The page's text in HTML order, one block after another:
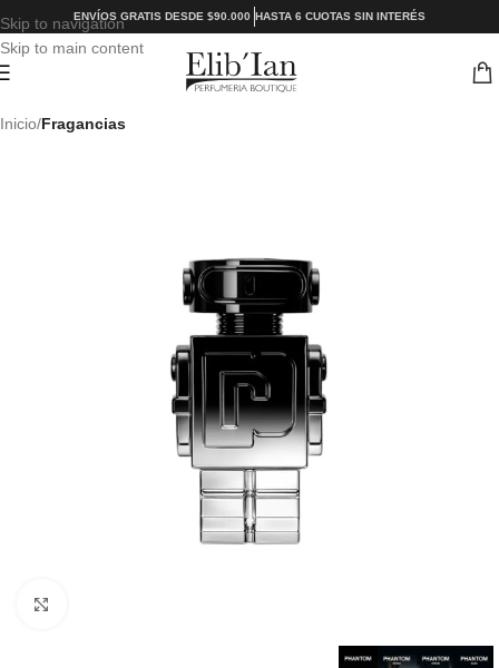
Skip to navigation
Skip to main content
ENVÍOS GRATIS DESDE $90.000 HASTA 6 CUOTAS SIN INTERÉS
Inicio Fragancias